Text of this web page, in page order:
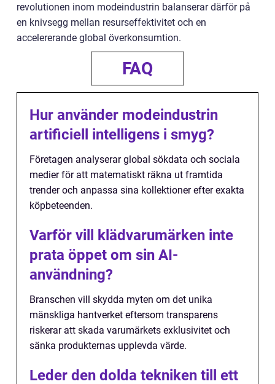
revolutionen inom modeindustrin balanserar därför på
en knivsegg mellan resurseffektivitet och en
accelererande global överkonsumtion.
FAQ
Hur använder modeindustrin
artificiell intelligens i smyg?
Företagen analyserar global sökdata och sociala
medier för att matematiskt räkna ut framtida
trender och anpassa sina kollektioner efter exakta
köpbeteenden.
Varför vill klädvarumärken inte
prata öppet om sin AI-
användning?
Branschen vill skydda myten om det unika
mänskliga hantverket eftersom transparens
riskerar att skada varumärkets exklusivitet och
sänka produkternas upplevda värde.
Leder den dolda tekniken till ett